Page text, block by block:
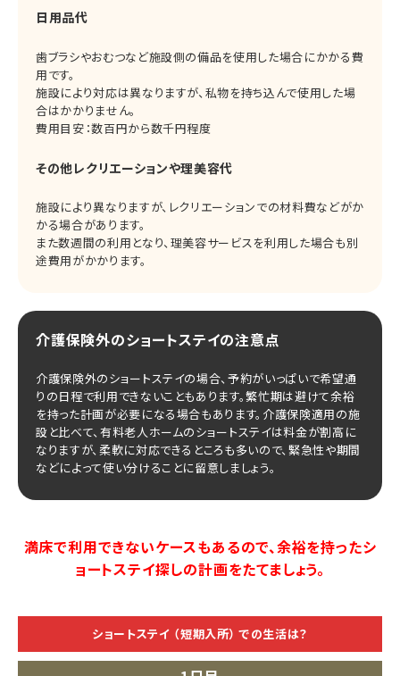
日用品代
歯ブラシやおむつなど施設側の備品を使用した場合にかかる費
用です。
施設により対応は異なりますが、私物を持ち込んで使用した場
合はかかりません。
費用目安：数百円から数千円程度
その他レクリエーションや理美容代
施設により異なりますが、レクリエーションでの材料費などがか
かる場合があります。
また数週間の利用となり、理美容サービスを利用した場合も別
途費用がかかります。
介護保険外のショートステイの注意点
介護保険外のショートステイの場合、予約がいっぱいで希望通
りの日程で利用できないこともあります。繁忙期は避けて余裕
を持った計画が必要になる場合もあります。介護保険適用の施
設と比べて、有料老人ホームのショートステイは料金が割高に
なりますが、柔軟に対応できるところも多いので、緊急性や期間
などによって使い分けることに留意しましょう。
満床で利用できないケースもあるので、余裕を持ったシ
ョートステイ探しの計画をたてましょう。
ショートステイ （短期入所） での生活は？